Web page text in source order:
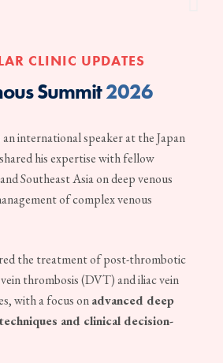
CLINIC UPDATES
Summit2026
international speaker at the Japan
his expertise with fellow
Southeast Asia on deep venous
of complex venous
the treatment of post-thrombotic
thrombosis (DVT) and iliac vein
with a focus onadvanced deep
and clinical decision-